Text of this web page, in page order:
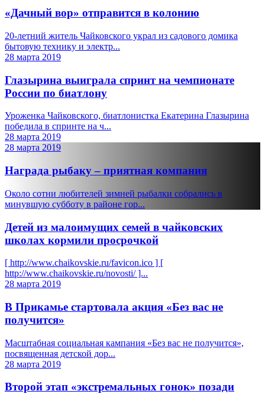
«Дачный вор» отправится в колонию
20-летний житель Чайковского украл из садового домика
бытовую технику и электр...
28 марта 2019
Глазырина выиграла спринт на чемпионате
России по биатлону
Уроженка Чайковского, биатлонистка Екатерина Глазырина
победила в спринте на ч...
28 марта 2019
28 марта 2019
Награда рыбаку – приятная компания
Около сотни любителей зимней рыбалки собрались в
минувшую субботу в районе гор...
Детей из малоимущих семей в чайковских
школах кормили просрочкой
[ http://www.chaikovskie.ru/favicon.ico ] [
http://www.chaikovskie.ru/novosti/ ]...
28 марта 2019
В Прикамье стартовала акция «Без вас не
получится»
Масштабная социальная кампания «Без вас не получится»,
посвященная детской дор...
28 марта 2019
Второй этап «экстремальных гонок» позади